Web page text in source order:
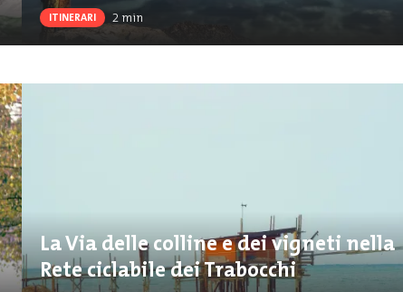
ITINERARI 2 min
La Via delle colline e dei vigneti nella
Rete ciclabile dei Trabocchi